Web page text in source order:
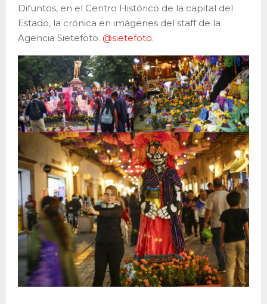
Difuntos, en el Centro Histórico de la capital del
Estado, la crónica en imágenes del staff de la
Agencia Sietefoto. @sietefoto.